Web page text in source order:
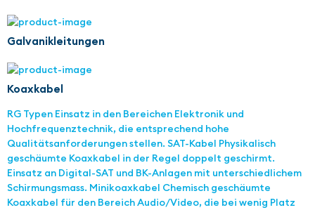
Galvanikleitungen
Koaxkabel
RG Typen Einsatz in den Bereichen Elektronik und
Hochfrequenztechnik, die entsprechend hohe
Qualitätsanforderungen stellen. SAT-Kabel Physikalisch
geschäumte Koaxkabel in der Regel doppelt geschirmt.
Einsatz an Digital-SAT und BK-Anlagen mit unterschiedlichem
Schirmungsmass. Minikoaxkabel Chemisch geschäumte
Koaxkabel für den Bereich Audio/Video, die bei wenig Platz